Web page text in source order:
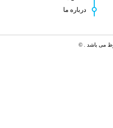
درباره ما
می باشد . ©